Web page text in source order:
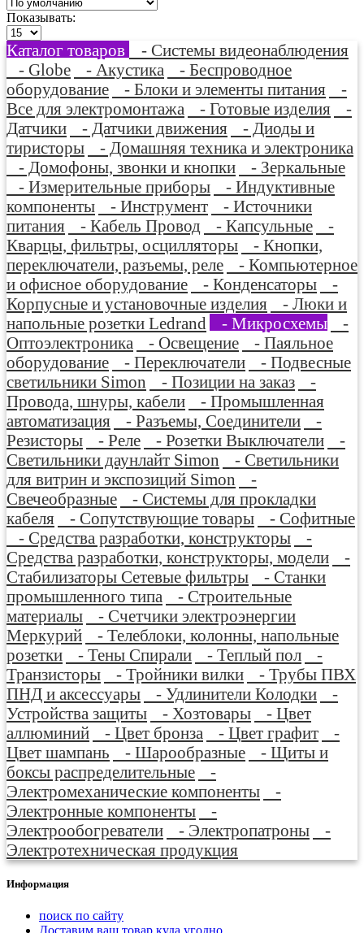
Показывать:
Каталог товаров
- Системы видеонаблюдения
- Globe
- Акустика
- Беспроводное
оборудование
- Блоки и элементы питания
-
Все для электромонтажа
- Готовые изделия
-
Датчики
- Датчики движения
- Диоды и
тиристоры
- Домашняя техника и электроника
- Домофоны, звонки и кнопки
- Зеркальные
- Измерительные приборы
- Индуктивные
компоненты
- Инструмент
- Источники
питания
- Кабель Провод - Капсульные
-
Кварцы, фильтры, осцилляторы
- Кнопки,
переключатели, разъемы, реле
- Компьютерное
и офисное оборудование
- Конденсаторы
-
Корпусные и установочные изделия
- Люки и
напольные розетки Ledrand
- Микросхемы
-
Оптоэлектроника
- Освещение
- Паяльное
оборудование
- Переключатели
- Подвесные
светильники Simon
- Позиции на заказ
-
Провода, шнуры, кабели
- Промышленная
автоматизация
- Разъемы, Соединители
-
Резисторы
- Реле - Розетки Выключатели
-
Светильники даунлайт Simon
- Светильники
для витрин и экспозиций Simon
-
Свечеобразные
- Системы для прокладки
кабеля
- Сопутствующие товары
- Софитные
- Средства разработки, конструкторы
-
Средства разработки, конструкторы, модели
-
Стабилизаторы Сетевые фильтры
- Станки
промышленного типа
- Строительные
материалы
- Счетчики электроэнергии
Меркурий
- Телеблоки, колонны, напольные
розетки
- Тены Спирали - Теплый пол
-
Транзисторы
- Тройники вилки
- Трубы ПВХ
ПНД и аксессуары
- Удлинители Колодки
-
Устройства защиты
- Хозтовары
- Цвет
аллюминий
- Цвет бронза - Цвет графит
-
Цвет шампань
- Шарообразные
- Щиты и
боксы распределительные
-
Электромеханические компоненты
-
Электронные компоненты
-
Электрообогреватели
- Электропатроны
-
Электротехническая продукция
Информация
поиск по сайту
Доставим ваш товар куда угодно